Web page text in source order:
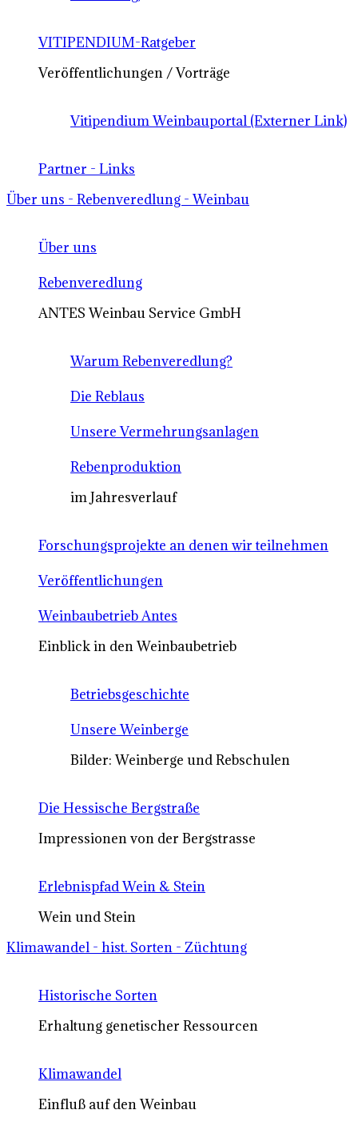
VITIPENDIUM-Ratgeber
Veröffentlichungen / Vorträge
Vitipendium Weinbauportal (Externer Link)
Partner - Links
Über uns - Rebenveredlung - Weinbau
Über uns
Rebenveredlung
ANTES Weinbau Service GmbH
Warum Rebenveredlung?
Die Reblaus
Unsere Vermehrungsanlagen
Rebenproduktion
im Jahresverlauf
Forschungsprojekte an denen wir teilnehmen
Veröffentlichungen
Weinbaubetrieb Antes
Einblick in den Weinbaubetrieb
Betriebsgeschichte
Unsere Weinberge
Bilder: Weinberge und Rebschulen
Die Hessische Bergstraße
Impressionen von der Bergstrasse
Erlebnispfad Wein & Stein
Wein und Stein
Klimawandel - hist. Sorten - Züchtung
Historische Sorten
Erhaltung genetischer Ressourcen
Klimawandel
Einfluß auf den Weinbau